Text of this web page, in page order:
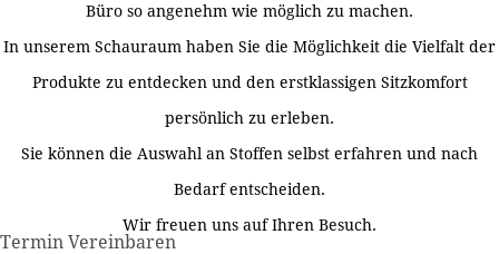
Büro so angenehm wie möglich zu machen.
In unserem Schauraum haben Sie die Möglichkeit die Vielfalt der
Produkte zu entdecken und den erstklassigen Sitzkomfort
persönlich zu erleben.
Sie können die Auswahl an Stoffen selbst erfahren und nach
Bedarf entscheiden.
Wir freuen uns auf Ihren Besuch.
Termin Vereinbaren